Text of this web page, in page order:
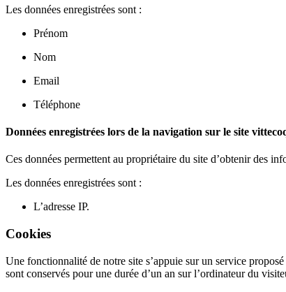
Les données enregistrées sont :
Prénom
Nom
Email
Téléphone
Données enregistrées lors de la navigation sur le site
Ces données permettent au propriétaire du site d’obtenir des
Les données enregistrées sont :
L’adresse IP.
Cookies
Une fonctionnalité de notre site s’appuie sur un service
sont conservés pour une durée d’un an sur l’ordinateur du